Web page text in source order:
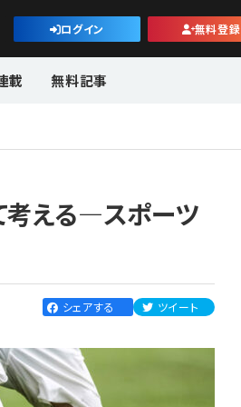
公益・一般法人オンライン
ログイン 無料登録
載 無料記事
考える―スポーツ
シェアする ツイート